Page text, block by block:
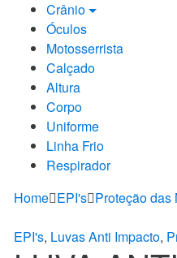
Crânio
Óculos
Motosserrista
Calçado
Altura
Corpo
Uniforme
Linha Frio
Respirador
Home EPI's Proteção das
EPI's, Luvas Anti Impacto,